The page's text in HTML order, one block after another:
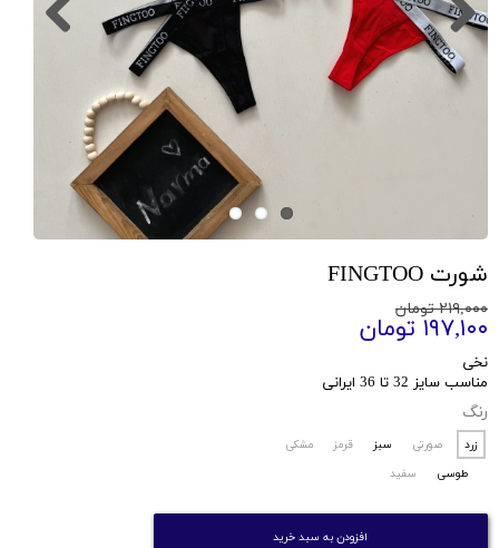
شورت FINGTOO
۲۱۹,۰۰۰ تومان
۱۹۷,۱۰۰ تومان
نخی
مناسب سایز 32 تا 36 ایرانی
رنگ
زرد صورتی سبز قرمز
مشکی
طوسی
سفید
افزودن به سبد خرید